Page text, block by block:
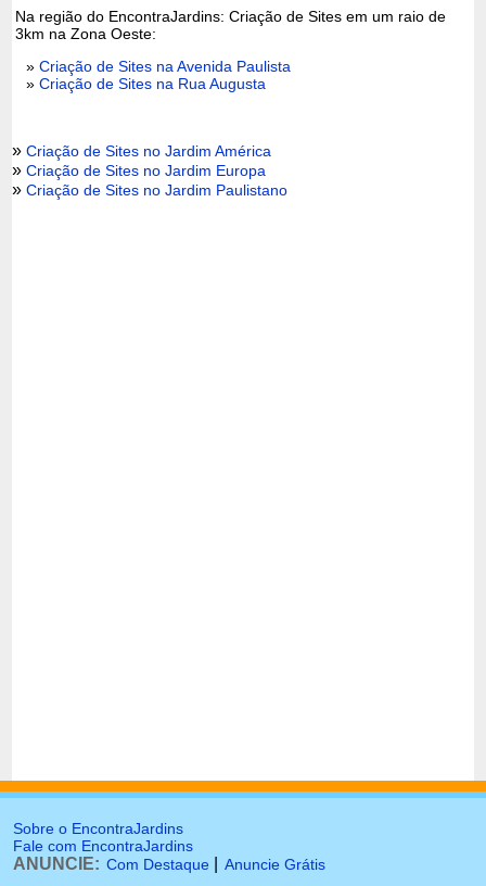
Na região do EncontraJardins: Criação de Sites em um raio de
3km na Zona Oeste:
»Criação de Sites na Avenida Paulista
»Criação de Sites na Rua Augusta
»Criação de Sites no Jardim América
»Criação de Sites no Jardim Europa
»Criação de Sites no Jardim Paulistano
Sobre o EncontraJardins
Fale com EncontraJardins
ANUNCIE: Com Destaque Anuncie Grátis